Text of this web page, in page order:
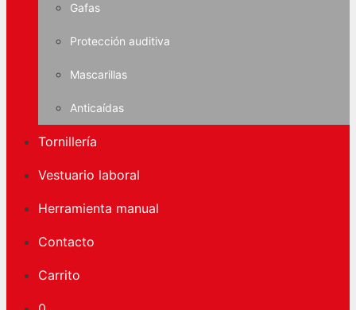
Gafas
Protección auditiva
Mascarillas
Anticaídas
Tornillería
Vestuario laboral
Herramienta manual
Contacto
Carrito